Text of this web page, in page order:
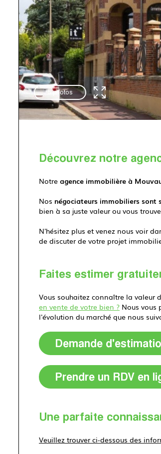
5 photos
Découvrez notre
Notre agence immobilière à
Nos négociateurs immobiliers sont
bien à sa juste valeur ou vous
N'hésitez plus et venez nous voir
de discuter de votre projet
Faites estimer
Vous souhaitez connaître la valeur
en vente de votre bien ? Nous vous
l'évolution du marché que nous
Demande
Prendre un RDV en
Une parfaite
Veuillez trouver ci-dessous des